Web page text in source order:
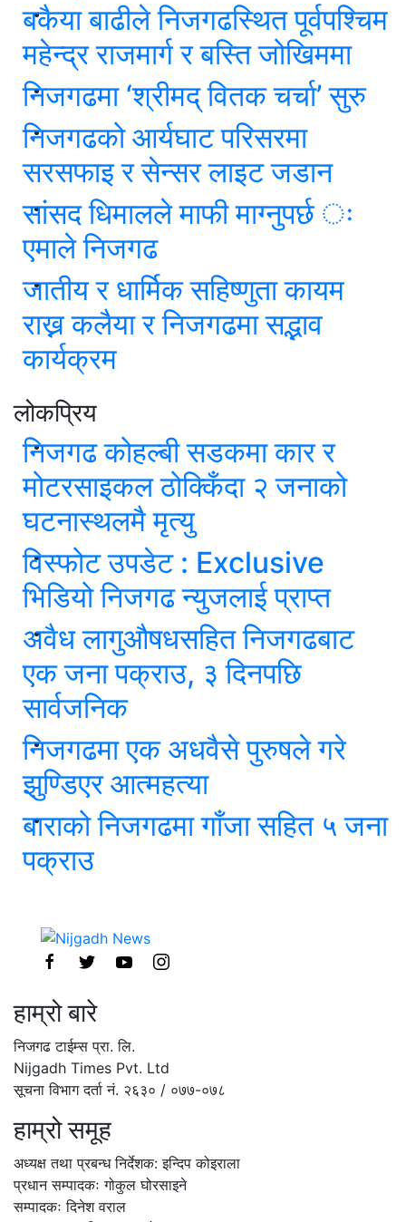
बकैया बाढीले निजगढस्थित पूर्वपश्चिम
महेन्द्र राजमार्ग र बस्ति जोखिममा
निजगढमा ‘श्रीमद् वितक चर्चा’ सुरु
निजगढको आर्यघाट परिसरमा
सरसफाइ र सेन्सर लाइट जडान
सांसद धिमालले माफी माग्नुपर्छ ः
एमाले निजगढ
जातीय र धार्मिक सहिष्णुता कायम
राख्न कलैया र निजगढमा सद्भाव
कार्यक्रम
लोकप्रिय
निजगढ कोहल्बी सडकमा कार र
मोटरसाइकल ठोक्किँदा २ जनाको
घटनास्थलमै मृत्यु
विस्फोट उपडेट : Exclusive
भिडियो निजगढ न्युजलाई प्राप्त
अवैध लागुऔषधसहित निजगढबाट
एक जना पक्राउ, ३ दिनपछि
सार्वजनिक
निजगढमा एक अधवैसे पुरुषले गरे
झुण्डिएर आत्महत्या
बाराको निजगढमा गाँजा सहित ५ जना
पक्राउ
हाम्रो बारे
निजगढ टाईम्स प्रा. लि.
Nijgadh Times Pvt. Ltd
सूचना विभाग दर्ता नं. २६३० / ०७७-०७८
हाम्रो समूह
अध्यक्ष तथा प्रबन्ध निर्देशक: इन्दिप कोइराला
प्रधान सम्पादकः गोकुल घोरसाइने
सम्पादकः दिनेश वराल